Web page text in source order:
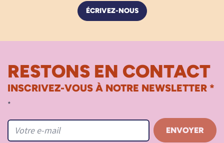
ÉCRIVEZ-NOUS
RESTONS EN CONTACT
INSCRIVEZ-VOUS À NOTRE NEWSLETTER *
*